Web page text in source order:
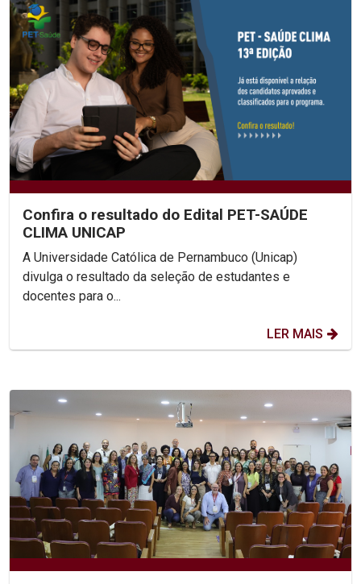
Confira o resultado do Edital PET-SAÚDE
CLIMA UNICAP
A Universidade Católica de Pernambuco (Unicap)
divulga o resultado da seleção de estudantes e
docentes para o...
LER MAIS